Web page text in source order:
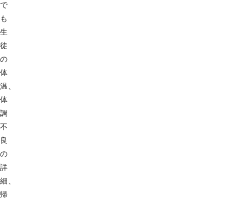
で
も
生
徒
の
体
温、
体
調
不
良
の
詳
細、
帰